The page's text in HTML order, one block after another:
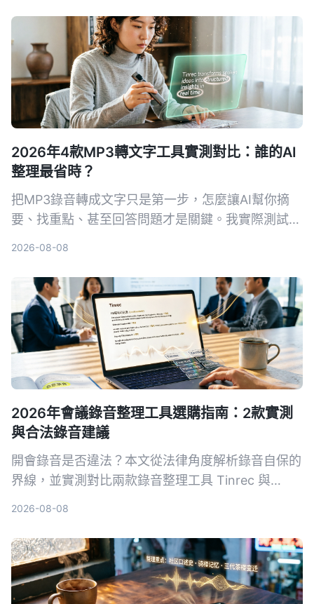
2026年4款MP3轉文字工具實測對比：誰的AI
整理最省時？
把MP3錄音轉成文字只是第一步，怎麼讓AI幫你摘
要、找重點、甚至回答問題才是關鍵。我實際測試了
2026-08-08
2026年會議錄音整理工具選購指南：2款實測
與合法錄音建議
開會錄音是否違法？本文從法律角度解析錄音自保的
界線，並實測對比兩款錄音整理工具 Tinrec 與
2026-08-08